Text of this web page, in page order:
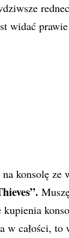
widać
konsolę ze
kupienia
w całości,